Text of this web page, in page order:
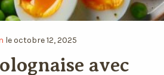
leoctobre 12, 2025
avec
Œuf Dur